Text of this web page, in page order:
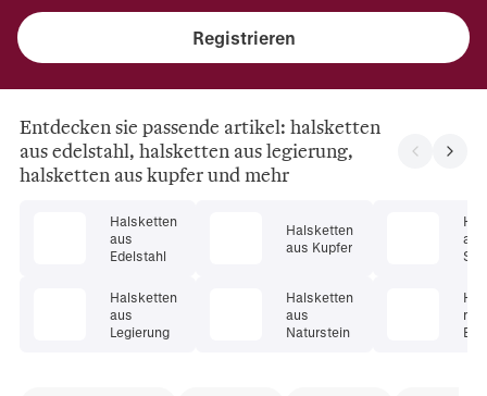
Registrieren
Entdecken sie passende artikel: halsketten
aus edelstahl, halsketten aus legierung,
halsketten aus kupfer und mehr
Halsketten
aus
Edelstahl
Halsketten
aus
Legierung
Halsketten
aus Kupfer
Halsketten
aus
Naturstein
mit